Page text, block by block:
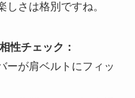
しさは格別ですね。
性チェック：
ーが肩ベルトにフィッ